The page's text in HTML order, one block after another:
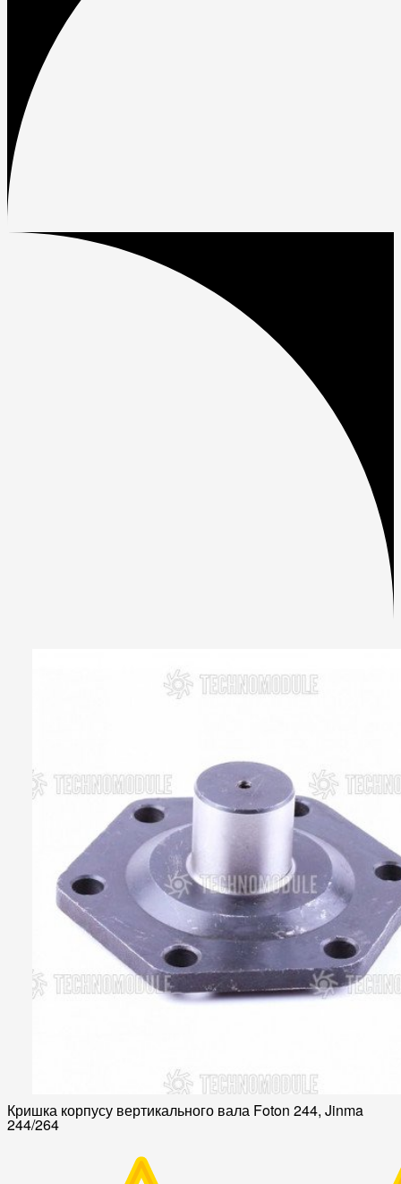
Кришка корпусу вертикального вала Foton 244, Jinma
244/264